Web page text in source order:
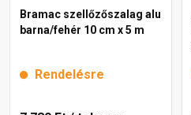
Bramac szellőzőszalag alu
barna/fehér 10 cm x 5 m
Rendelésre